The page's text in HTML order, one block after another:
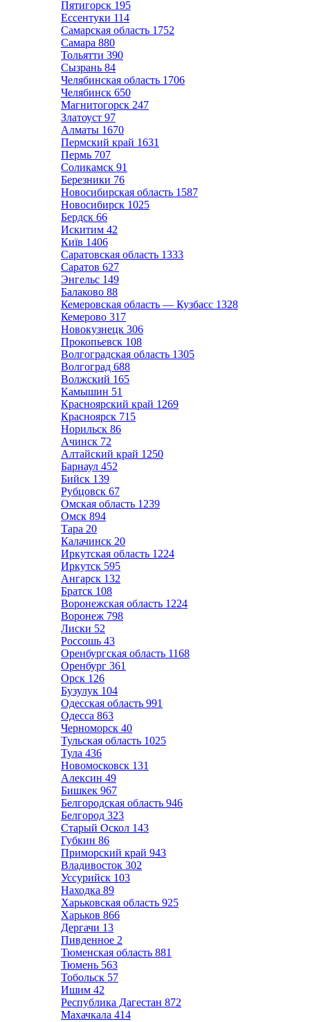
Пятигорск 195
Ессентуки 114
Самарская область 1752
Самара 880
Тольятти 390
Сызрань 84
Челябинская область 1706
Челябинск 650
Магнитогорск 247
Златоуст 97
Алматы 1670
Пермский край 1631
Пермь 707
Соликамск 91
Березники 76
Новосибирская область 1587
Новосибирск 1025
Бердск 66
Искитим 42
Київ 1406
Саратовская область 1333
Саратов 627
Энгельс 149
Балаково 88
Кемеровская область — Кузбасс 1328
Кемерово 317
Новокузнецк 306
Прокопьевск 108
Волгоградская область 1305
Волгоград 688
Волжский 165
Камышин 51
Красноярский край 1269
Красноярск 715
Норильск 86
Ачинск 72
Алтайский край 1250
Барнаул 452
Бийск 139
Рубцовск 67
Омская область 1239
Омск 894
Тара 20
Калачинск 20
Иркутская область 1224
Иркутск 595
Ангарск 132
Братск 108
Воронежская область 1224
Воронеж 798
Лиски 52
Россошь 43
Оренбургская область 1168
Оренбург 361
Орск 126
Бузулук 104
Одесская область 991
Одесса 863
Черноморск 40
Тульская область 1025
Тула 436
Новомосковск 131
Алексин 49
Бишкек 967
Белгородская область 946
Белгород 323
Старый Оскол 143
Губкин 86
Приморский край 943
Владивосток 302
Уссурийск 103
Находка 89
Харьковская область 925
Харьков 866
Дергачи 13
Пивденное 2
Тюменская область 881
Тюмень 563
Тобольск 57
Ишим 42
Республика Дагестан 872
Махачкала 414